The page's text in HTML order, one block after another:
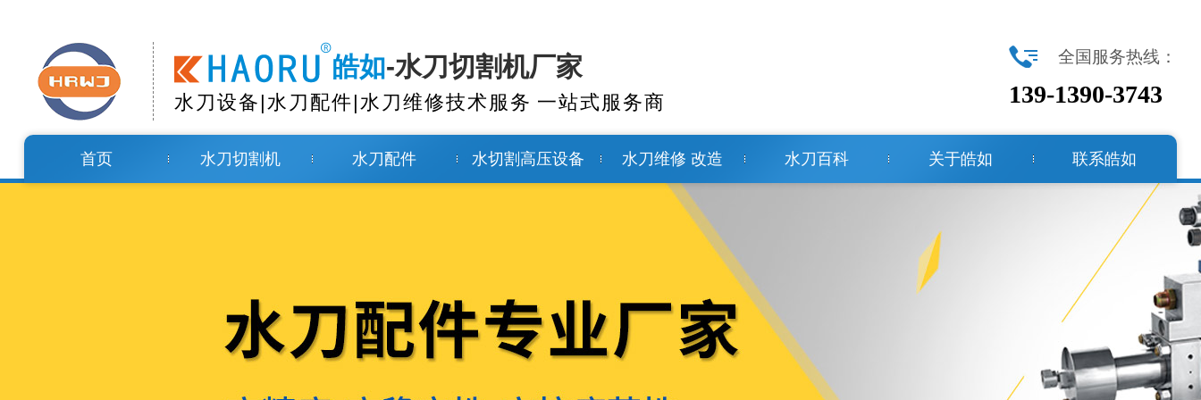
皓如-水刀切割机厂家
水刀设备|水刀配件|水刀维修技术服务 一站式服务商
全国服务热线：
139-1390-3743
首页 水刀切割机 水刀配件 水切割高压设备 水刀维修 改造 水刀百科 关于皓如 联系皓如